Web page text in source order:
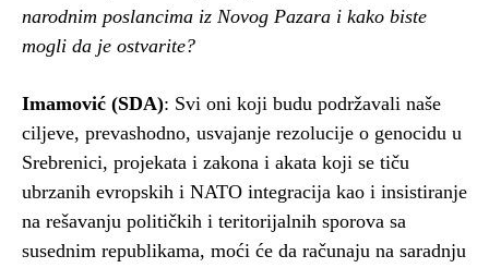
narodnim poslancima iz Novog Pazara i kako biste
mogli da je ostvarite?
Imamović (SDA): Svi oni koji budu podržavali naše
ciljeve, prevashodno, usvajanje rezolucije o genocidu u
Srebrenici, projekata i zakona i akata koji se tiču
ubrzanih evropskih i NATO integracija kao i insistiranje
na rešavanju političkih i teritorijalnih sporova sa
susednim republikama, moći će da računaju na saradnju